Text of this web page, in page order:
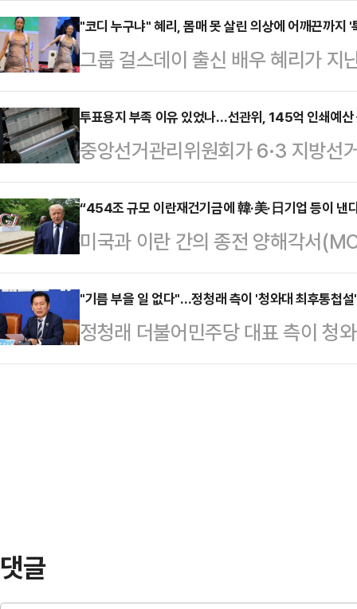
체질 개선을 이뤄낼 수 있을지 주
일) 코스닥 지수는 전 거래일 대
거래를 마쳤다.올해 110거래일 중
89거래일이다.앞서 코스닥은 올
1월 6일 이후 약 4년 만에 ‘천스닥
"코디 누구냐" 혜리, 몸매 못 살린 의상에 어깨끈까지 '
그룹 걸스데이 출신 배우 혜리가
팬 미팅에서 의상 논란과 돌발 사고
해 기획 단계부터 직접 참여하며 공
아쉬움을 남겼다는 평가가 이어졌
비스(SNS)에는 당시 혜리의 팬미
다. 혜리는 이날 몸에 밀착되는 원
스러운 매력을 발산했다.하지만 일
다는 반응을 보였다. …
투표용지 부족 이유 있었나…선관위, 145억 인쇄예산
중앙선거관리위원회가 6·3 지방선
도 실제 집행은 절반 수준에 그친
회 소속 송언석 국민의힘 의원이 중
선관위는 전국 지방자치단체들에
110%'를 기준으로 확보하도록 요
지만 실제 집행액은 편성액의
나타났다.지역별 예산 집행률은
(79.2%)·경남(75.2%)…
“454조 규모 이란재건기금에 韓·美·日기업 등이 낸
미국과 이란 간의 종전 양해각서
의 이란재건기금을 조성하는 방안
태이며 한국과 일본 기업을 포함해
들어가 있는 것으로 알려졌다.다만
야 기금은 조성될 예정이며 ‘이 자
"기름 부을 일 없다"…정청래 측이 '청와대 최후통첩
정청래 더불어민주당 대표 측이 청
해석을 경계했다.김진욱 민주당 당
댓글